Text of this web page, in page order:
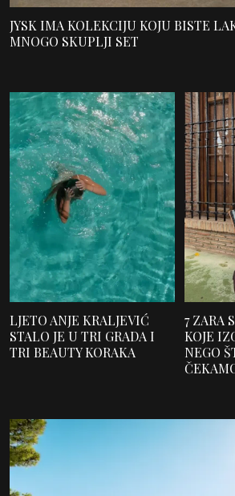
JYSK IMA KOLEKCIJU KOJU BISTE
MNOGO SKUPLJI SET
LJETO ANJE KRALJEVIĆ
STALO JE U TRI GRADA I
TRI BEAUTY KORAKA
7 ZARA
KOJE
NEGO